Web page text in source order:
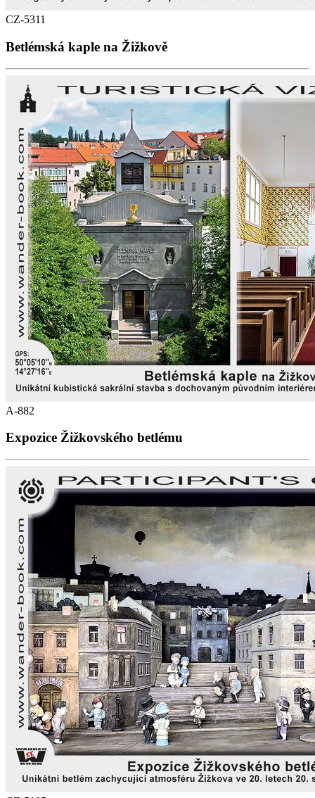
CZ-5311
Betlémská kaple na Žižkově
A-882
Expozice Žižkovského betlému